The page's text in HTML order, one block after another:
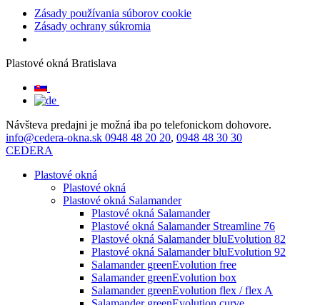
Zásady používania súborov cookie
Zásady ochrany súkromia
Plastové okná Bratislava
Návšteva predajni je možná iba po telefonickom dohovore.
info@cedera-okna.sk 0948 48 20 20, 0948 48 30 30
CEDERA
Plastové okná
Plastové okná
Plastové okná Salamander
Plastové okná Salamander
Plastové okná Salamander Streamline 76
Plastové okná Salamander bluEvolution 82
Plastové okná Salamander bluEvolution 92
Salamander greenEvolution free
Salamander greenEvolution box
Salamander greenEvolution flex / flex A